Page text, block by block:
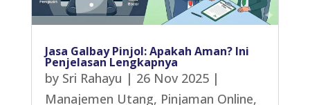
Jasa Galbay Pinjol: Apakah Aman? Ini
Penjelasan Lengkapnya
by Sri Rahayu | 26 Nov 2025|
Manajemen Utang, Pinjaman Online,